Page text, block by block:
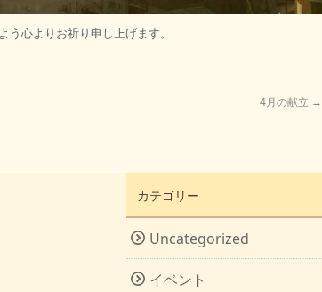
心よりお祈り申し上げます。
4月の献立 →
カテゴリー
Uncategorized
イベント